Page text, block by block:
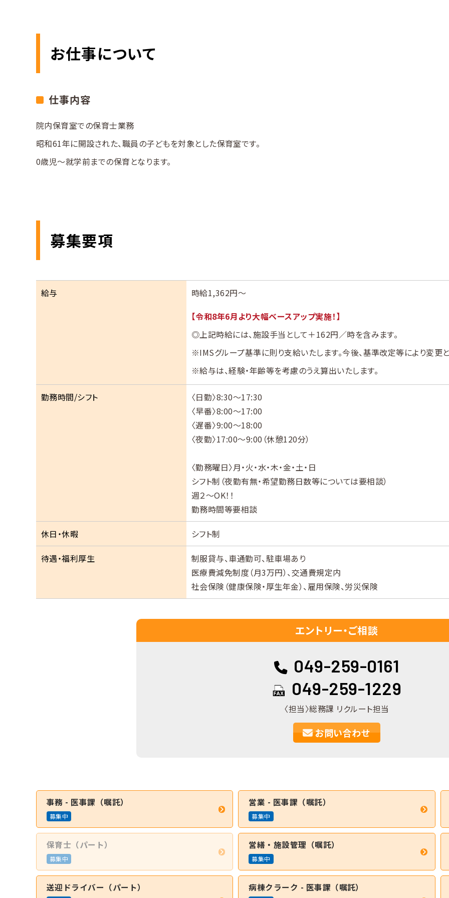
お仕事について
仕事内容
院内保育室での保育士業務
昭和61年に開設された、職員の子どもを対象とした保育室です。
0歳児～就学前までの保育となります。
募集要項
給与
時給1,362円～
【令和8年6月より大幅ベースアップ実施！】
◎上記時給には、施設手当として＋162円／時を含みます。
※IMSグループ基準に則り支給いたします。今後、基準改定等により変更
※給与は、経験・年齢等を考慮のうえ算出いたします。
勤務時間/シフト
〈日勤〉8:30〜17:30
〈早番〉8:00〜17:00
〈遅番〉9:00〜18:00
〈夜勤〉17:00～9:00（休憩120分）
〈勤務曜日〉月・火・水・木・金・土・日
シフト制（夜勤有無・希望勤務日数等については要相談）
週２～OK！！
勤務時間等要相談
休日・休暇 シフト制
待遇・福利厚生
制服貸与、車通勤可、駐車場あり
医療費減免制度（月3万円）、交通費規定内
社会保険（健康保険・厚生年金）、雇用保険、労災保険
エントリー・ご相談
049-259-0161
049-259-1229
〈担当〉総務課 リクルート担当
お問い合わせ
事務 - 医事課（嘱託）
募集中
営業 - 医事課（嘱託）
募集中
保育士（パート）
募集中
営繕・施設管理（嘱託）
募集中
送迎ドライバー（パート） 病棟クラーク - 医事課（嘱託）